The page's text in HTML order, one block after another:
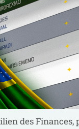
des Finances,